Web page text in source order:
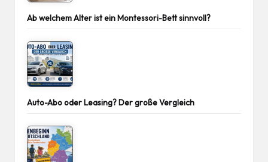
Ab welchem Alter ist ein Montessori-Bett sinnvoll?
Auto-Abo oder Leasing? Der große Vergleich